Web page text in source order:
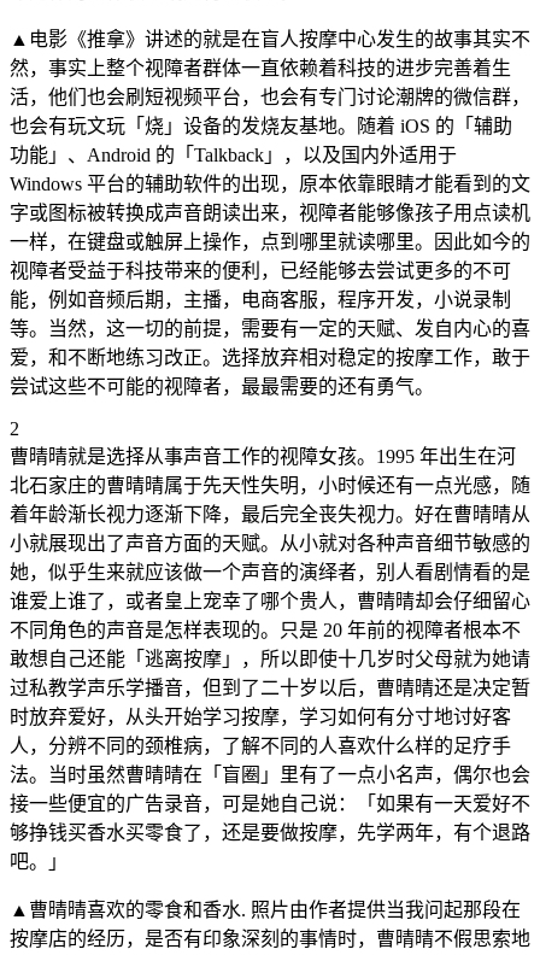
▲电影《推拿》讲述的就是在盲人按摩中心发生的故事其实不
然，事实上整个视障者群体一直依赖着科技的进步完善着生
活，他们也会刷短视频平台，也会有专门讨论潮牌的微信群，
也会有玩文玩「烧」设备的发烧友基地。随着 iOS 的「辅助
功能」、Android 的「Talkback」，以及国内外适用于
Windows 平台的辅助软件的出现，原本依靠眼睛才能看到的文
字或图标被转换成声音朗读出来，视障者能够像孩子用点读机
一样，在键盘或触屏上操作，点到哪里就读哪里。因此如今的
视障者受益于科技带来的便利，已经能够去尝试更多的不可
能，例如音频后期，主播，电商客服，程序开发，小说录制
等。当然，这一切的前提，需要有一定的天赋、发自内心的喜
爱，和不断地练习改正。选择放弃相对稳定的按摩工作，敢于
尝试这些不可能的视障者，最最需要的还有勇气。
2
曹晴晴就是选择从事声音工作的视障女孩。1995 年出生在河
北石家庄的曹晴晴属于先天性失明，小时候还有一点光感，随
着年龄渐长视力逐渐下降，最后完全丧失视力。好在曹晴晴从
小就展现出了声音方面的天赋。从小就对各种声音细节敏感的
她，似乎生来就应该做一个声音的演绎者，别人看剧情看的是
谁爱上谁了，或者皇上宠幸了哪个贵人，曹晴晴却会仔细留心
不同角色的声音是怎样表现的。只是 20 年前的视障者根本不
敢想自己还能「逃离按摩」，所以即使十几岁时父母就为她请
过私教学声乐学播音，但到了二十岁以后，曹晴晴还是决定暂
时放弃爱好，从头开始学习按摩，学习如何有分寸地讨好客
人，分辨不同的颈椎病，了解不同的人喜欢什么样的足疗手
法。当时虽然曹晴晴在「盲圈」里有了一点小名声，偶尔也会
接一些便宜的广告录音，可是她自己说：「如果有一天爱好不
够挣钱买香水买零食了，还是要做按摩，先学两年，有个退路
吧。」
▲曹晴晴喜欢的零食和香水. 照片由作者提供当我问起那段在
按摩店的经历，是否有印象深刻的事情时，曹晴晴不假思索地